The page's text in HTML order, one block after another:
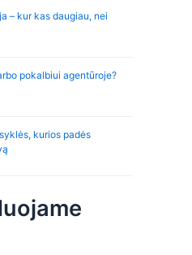
– kur kas daugiau, nei
pokalbiui agentūroje?
kurios padės